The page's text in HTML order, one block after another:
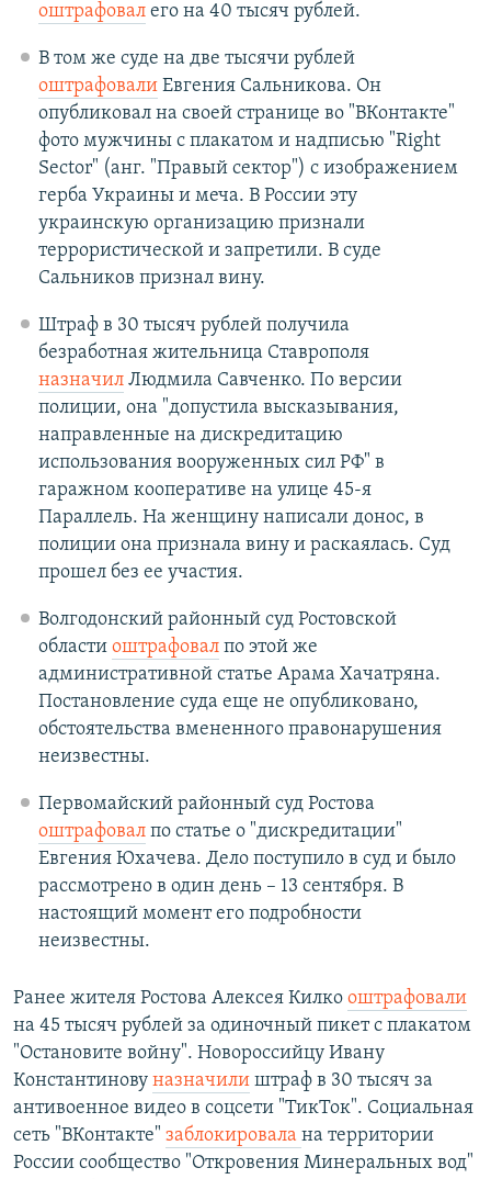
оштрафовалего на 40 тысяч рублей.
В том же суде на две тысячи рублей
оштрафовалиЕвгения Сальникова. Он
опубликовал на своей странице во "ВКонтакте"
фото мужчины с плакатом и надписью "Right
Sector" (анг. "Правый сектор") с изображением
герба Украины и меча. В России эту
украинскую организацию признали
террористической и запретили. В суде
Сальников признал вину.
Штраф в 30 тысяч рублей получила
безработная жительница Ставрополя
назначилЛюдмила Савченко. По версии
полиции, она "допустила высказывания,
направленные на дискредитацию
использования вооруженных сил РФ" в
гаражном кооперативе на улице 45-я
Параллель. На женщину написали донос, в
полиции она признала вину и раскаялась. Суд
прошел без ее участия.
Волгодонский районный суд Ростовской
области оштрафовалпо этой же
административной статье Арама Хачатряна.
Постановление суда еще не опубликовано,
обстоятельства вмененного правонарушения
неизвестны.
Первомайский районный суд Ростова
оштрафовалпо статье о "дискредитации"
Евгения Юхачева. Дело поступило в суд и было
рассмотрено в один день – 13 сентября. В
настоящий момент его подробности
неизвестны.
Ранее жителя Ростова Алексея Килко оштрафовали
на 45 тысяч рублей за одиночный пикет с плакатом
"Остановите войну". Новороссийцу Ивану
Константинову назначили штраф в 30 тысяч за
антивоенное видео в соцсети "ТикТок". Социальная
сеть "ВКонтакте" заблокировала на территории
России сообщество "Откровения Минеральных вод"